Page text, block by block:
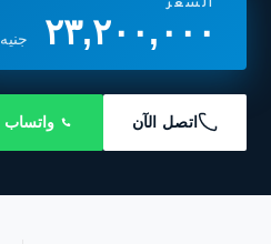
السعر
٢٣,٢٠٠,٠٠٠ جنيه
اتصل الآن واتساب